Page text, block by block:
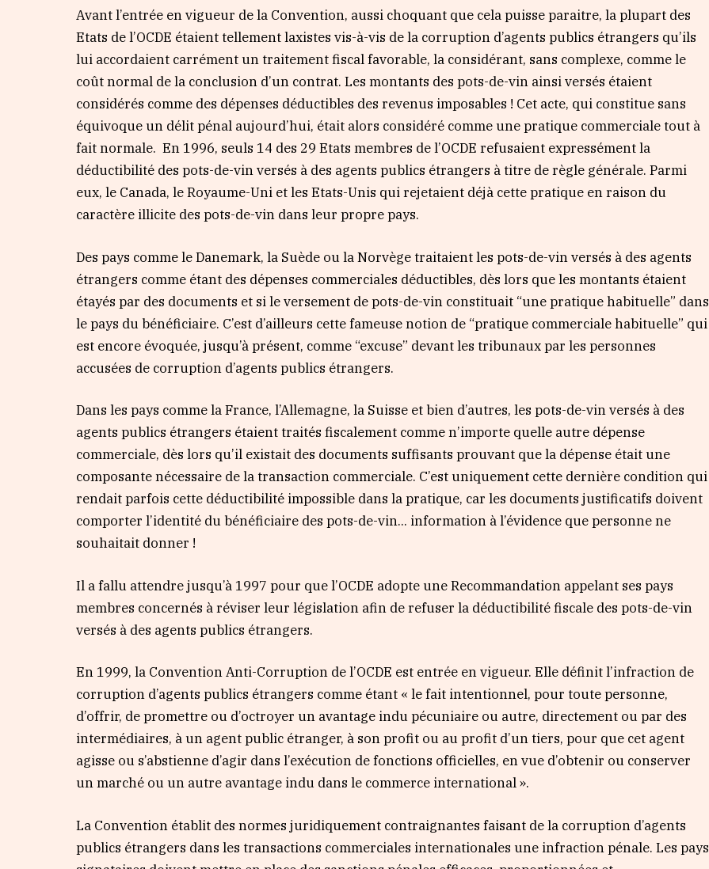
Avant l’entrée en vigueur de la Convention, aussi choquant que cela puisse paraitre, la plupart des
Etats de l’OCDE étaient tellement laxistes vis-à-vis de la corruption d’agents publics étrangers qu’ils
lui accordaient carrément un traitement fiscal favorable, la considérant, sans complexe, comme le
coût normal de la conclusion d’un contrat. Les montants des pots-de-vin ainsi versés étaient
considérés comme des dépenses déductibles des revenus imposables ! Cet acte, qui constitue sans
équivoque un délit pénal aujourd’hui, était alors considéré comme une pratique commerciale tout à
fait normale. En 1996, seuls 14 des 29 Etats membres de l’OCDE refusaient expressément la
déductibilité des pots-de-vin versés à des agents publics étrangers à titre de règle générale. Parmi
eux, le Canada, le Royaume-Uni et les Etats-Unis qui rejetaient déjà cette pratique en raison du
caractère illicite des pots-de-vin dans leur propre pays.
Des pays comme le Danemark, la Suède ou la Norvège traitaient les pots-de-vin versés à des agents
étrangers comme étant des dépenses commerciales déductibles, dès lors que les montants étaient
étayés par des documents et si le versement de pots-de-vin constituait “une pratique habituelle” dans
le pays du bénéficiaire. C’est d’ailleurs cette fameuse notion de “pratique commerciale habituelle” qui
est encore évoquée, jusqu’à présent, comme “excuse” devant les tribunaux par les personnes
accusées de corruption d’agents publics étrangers.
Dans les pays comme la France, l’Allemagne, la Suisse et bien d’autres, les pots-de-vin versés à des
agents publics étrangers étaient traités fiscalement comme n’importe quelle autre dépense
commerciale, dès lors qu’il existait des documents suffisants prouvant que la dépense était une
composante nécessaire de la transaction commerciale. C’est uniquement cette dernière condition qui
rendait parfois cette déductibilité impossible dans la pratique, car les documents justificatifs doivent
comporter l’identité du bénéficiaire des pots-de-vin… information à l’évidence que personne ne
souhaitait donner !
Il a fallu attendre jusqu’à 1997 pour que l’OCDE adopte une Recommandation appelant ses pays
membres concernés à réviser leur législation afin de refuser la déductibilité fiscale des pots-de-vin
versés à des agents publics étrangers.
En 1999, la Convention Anti-Corruption de l’OCDE est entrée en vigueur. Elle définit l’infraction de
corruption d’agents publics étrangers comme étant « le fait intentionnel, pour toute personne,
d’offrir, de promettre ou d’octroyer un avantage indu pécuniaire ou autre, directement ou par des
intermédiaires, à un agent public étranger, à son profit ou au profit d’un tiers, pour que cet agent
agisse ou s’abstienne d’agir dans l’exécution de fonctions officielles, en vue d’obtenir ou conserver
un marché ou un autre avantage indu dans le commerce international ».
La Convention établit des normes juridiquement contraignantes faisant de la corruption d’agents
publics étrangers dans les transactions commerciales internationales une infraction pénale. Les pays